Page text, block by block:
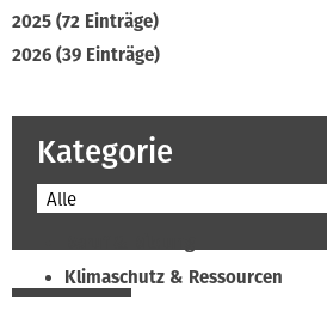
2025 (72 Einträge)
2026 (39 Einträge)
Kategorie
Alle
Klimaschutz & Ressourcen